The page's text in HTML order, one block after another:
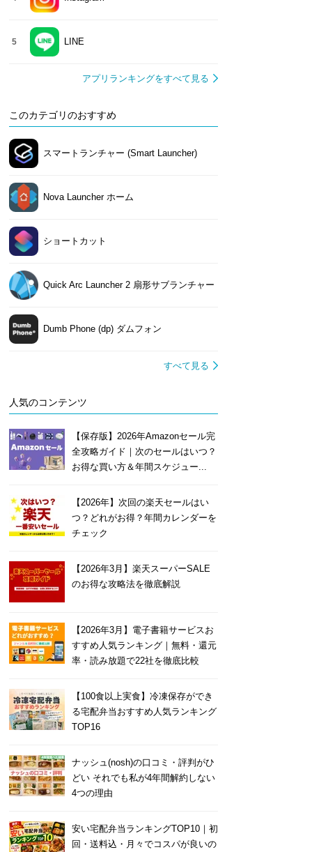
5 LINE
アプリランキングをすべて見る
このカテゴリのおすすめ
スマートランチャー (Smart Launcher)
Nova Launcher ホーム
ショートカット
Quick Arc Launcher 2 扇形サブランチャー
Dumb Phone (dp) ダムフォン
すべて見る
人気のコンテンツ
【保存版】2026年Amazonセール完
全攻略ガイド｜次のセールはいつ？
お得な買い方＆年間スケジュー...
【2026年】次回の楽天セールはい
つ？どれがお得？年間カレンダーを
チェック
【2026年3月】楽天スーパーSALE
のお得な攻略法を徹底解説
【2026年3月】電子書籍サービスお
すすめ人気ランキング｜無料・還元
率・読み放題で22社を徹底比較
【100食以上実食】冷凍保存ができ
る宅配弁当おすすめ人気ランキング
TOP16
ナッシュ(nosh)の口コミ・評判がひ
どい それでも私が4年間解約しない
4つの理由
安い宅配弁当ランキングTOP10｜初
回・送料込・月々でコスパが良いの